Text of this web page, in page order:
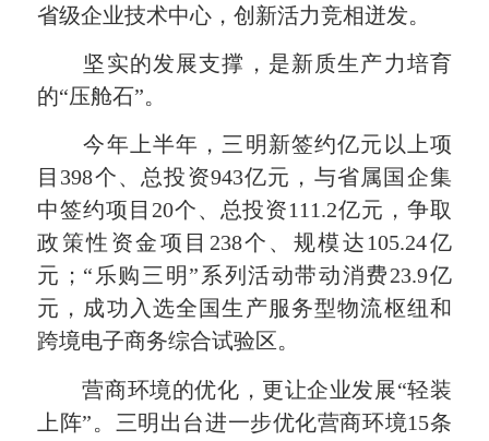
省级企业技术中心，创新活力竞相迸发。
坚实的发展支撑，是新质生产力培育
的“压舱石”。
今年上半年，三明新签约亿元以上项
目398个、总投资943亿元，与省属国企集
中签约项目20个、总投资111.2亿元，争取
政策性资金项目238个、规模达105.24亿
元；“乐购三明”系列活动带动消费23.9亿
元，成功入选全国生产服务型物流枢纽和
跨境电子商务综合试验区。
营商环境的优化，更让企业发展“轻装
上阵”。三明出台进一步优化营商环境15条